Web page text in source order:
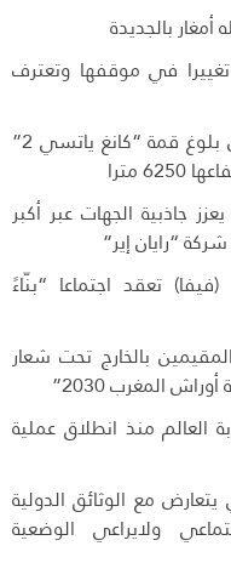
بالجديدة
تغييرا في موقفها وتعترف
متسلق مغربي عمره 15 يتمكن من بلوغ قمة “كانغ ياتسي 2”
مترا
جاذبية الجهات عبر أكبر
“رايان إير”
تعقد اجتماعا “بنّاءً
بالخارج تحت شعار
المغرب 2030”
من مغاربة العالم منذ انطلاق عملية
مع الوثائق الدولية
ولايراعي الوضعية